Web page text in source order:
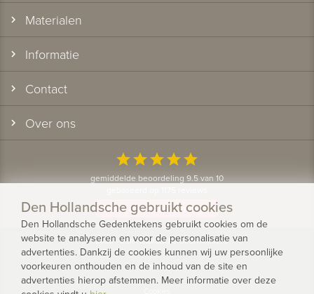
Materialen
Informatie
Contact
Over ons
starstarstarstarstar
gemiddelde beoordeling 9.5 van 10
Bekijk alle klantervaringen
© 2026 - Den Hollandsche Gedenktekens
Privacy
Den Hollandsche gebruikt cookies
Den Hollandsche Gedenktekens gebruikt cookies om de
website te analyseren en voor de personalisatie van
advertenties. Dankzij de cookies kunnen wij uw persoonlijke
voorkeuren onthouden en de inhoud van de site en
advertenties hierop afstemmen. Meer informatie over deze